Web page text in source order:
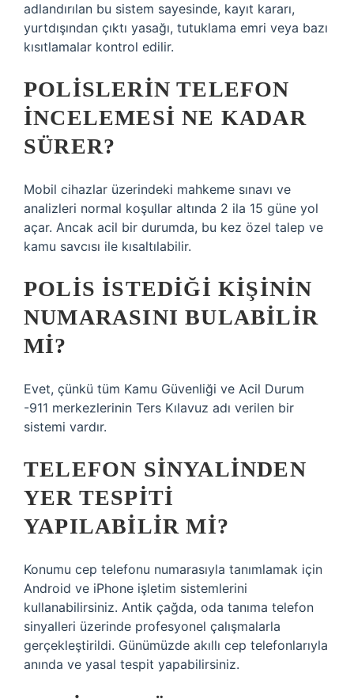
adlandırılan bu sistem sayesinde, kayıt kararı,
yurtdışından çıktı yasağı, tutuklama emri veya bazı
kısıtlamalar kontrol edilir.
POLISLERIN TELEFON
INCELEMESI NE KADAR
SÜRER?
Mobil cihazlar üzerindeki mahkeme sınavı ve
analizleri normal koşullar altında 2 ila 15 güne yol
açar. Ancak acil bir durumda, bu kez özel talep ve
kamu savcısı ile kısaltılabilir.
POLIS ISTEDIĞI KIŞININ
NUMARASINI BULABILIR
MI?
Evet, çünkü tüm Kamu Güvenliği ve Acil Durum
-911 merkezlerinin Ters Kılavuz adı verilen bir
sistemi vardır.
TELEFON SINYALINDEN
YER TESPITI
YAPILABILIR MI?
Konumu cep telefonu numarasıyla tanımlamak için
Android ve iPhone işletim sistemlerini
kullanabilirsiniz. Antik çağda, oda tanıma telefon
sinyalleri üzerinde profesyonel çalışmalarla
gerçekleştirildi. Günümüzde akıllı cep telefonlarıyla
anında ve yasal tespit yapabilirsiniz.